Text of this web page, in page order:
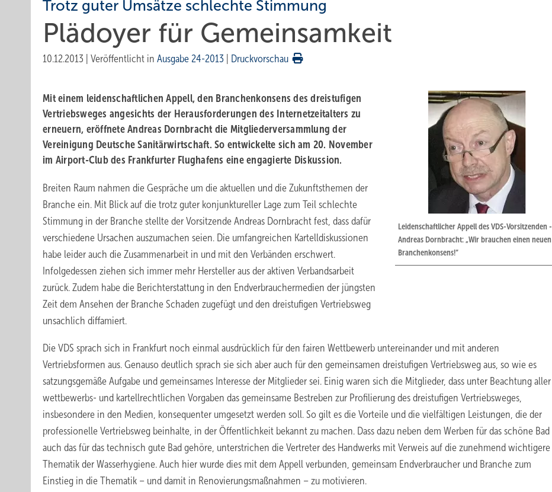
Trotz guter Umsätze schlechte Stimmung
Plädoyer für Gemeinsamkeit
10.12.2013 Veröffentlicht in Ausgabe 24-2013 Druckvorschau
Leidenschaftlicher Appell des VDS-Vorsitzenden ­
Andreas Dornbracht: „Wir brauchen einen ­neuen
Branchenkonsens!“
Mit einem leidenschaftlichen Appell, den Branchenkonsens des dreistufigen
Vertriebsweges angesichts der Herausforderungen des Internetzeitalters zu
erneuern, eröffnete Andreas Dornbracht die Mitgliederversammlung der
Vereinigung Deutsche Sanitärwirtschaft. So entwickelte sich am 20. November
im Airport-Club des Frankfurter Flughafens eine engagierte Diskussion.
Breiten Raum nahmen die Gespräche um die aktuellen und die Zukunftsthemen der
Branche ein. Mit Blick auf die trotz guter konjunktureller Lage zum Teil schlechte
Stimmung in der Branche stellte der Vorsitzende Andreas Dornbracht fest, dass dafür
verschiedene Ursachen auszumachen seien. Die umfangreichen Kartelldiskussionen
habe leider auch die Zusammenarbeit in und mit den Verbänden erschwert.
Infolgedessen ziehen sich immer mehr Hersteller aus der aktiven Verbandsarbeit
zurück. Zudem habe die Berichterstattung in den Endverbrauchermedien der jüngsten
Zeit dem Ansehen der Branche Schaden zugefügt und den dreistufigen Vertriebsweg
unsachlich diffamiert.
Die VDS sprach sich in Frankfurt noch einmal ausdrücklich für den fairen Wettbewerb untereinander und mit anderen
Vertriebsformen aus. Genauso deutlich sprach sie sich aber auch für den gemeinsamen dreistufigen Vertriebsweg aus, so wie es
satzungsgemäße Aufgabe und gemeinsames Interesse der Mitglieder sei. Einig waren sich die Mitglieder, dass unter Beachtung aller
wettbewerbs- und kartellrechtlichen Vorgaben das gemeinsame Bestreben zur Profilierung des dreistufigen Vertriebsweges,
insbesondere in den Medien, konsequenter umgesetzt werden soll. So gilt es die Vorteile und die vielfältigen Leistungen, die der
professionelle Vertriebsweg beinhalte, in der Öffentlichkeit bekannt zu machen. Dass dazu neben dem Werben für das schöne Bad
auch das für das technisch gute Bad gehöre, unterstrichen die Vertreter des Handwerks mit Verweis auf die zunehmend wichtigere
Thematik der Wasserhygiene. Auch hier wurde dies mit dem Appell verbunden, gemeinsam Endverbraucher und Branche zum
Einstieg in die Thematik – und damit in Renovierungsmaßnahmen – zu motivieren.